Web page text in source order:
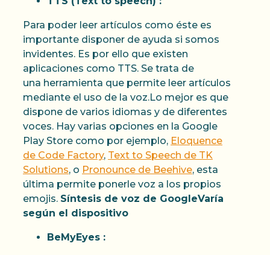
Para poder leer artículos como éste es
importante disponer de ayuda si somos
invidentes. Es por ello que existen
aplicaciones como TTS. Se trata de
una herramienta que permite leer artículos
mediante el uso de la voz.Lo mejor es que
dispone de varios idiomas y de diferentes
voces. Hay varias opciones en la Google
Play Store como por ejemplo, Eloquence
de Code Factory, Text to Speech de TK
Solutions, o Pronounce de Beehive, esta
última permite ponerle voz a los propios
emojis. Síntesis de voz de GoogleVaría
según el dispositivo
BeMyEyes :